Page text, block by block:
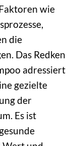
wie
die
Das Redken
adressiert
gezielte
der
Es ist